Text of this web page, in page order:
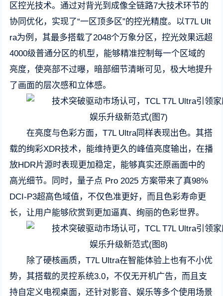
区控光技术。通过对背光到成像全链路7大技术环节的
协同优化，实现了“一区顶多区”的控光精度。以T7L Ult
ra为例，其最多搭载了2048个万象分区，控光效果远超
4000级普通分区的机型，能够精准控制每一个区域的
亮度，使亮部不过曝，暗部细节清晰可见，极大地提升
了画面的层次感和立体感。
在亮度与色彩方面，T7L Ultra同样表现出色。其搭
载的绚彩XDR技术，能维持更久的峰值亮度输出，在播
放HDR片源时表现更加稳定，能够真实还原画面中的
高光细节。同时，量子点 Pro 2025 方案带来了真98%
DCI-P3超高色域值，不仅色准更好，而且色彩寿命更
长，让用户能够欣赏到更加逼真、绚丽的色彩世界。
除了硬核画质，T7L Ultra在智能体验上也有不小优
势，其搭载的灵控系统3.0，不仅无开机广告，而且支
持自定义电视桌面，还针对影音、娱乐等多个使用场景